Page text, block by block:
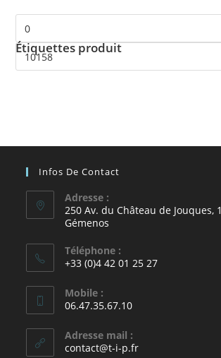
Étiquettes produit
Infos De Contact
Adresse :
250 Av. du Château de Jouques,
Gémenos
Téléphone :
+33 (0)4 42 01 25 27
Mobile :
06.47.35.67.10
Adresse mail :
contact@t-i-p.fr